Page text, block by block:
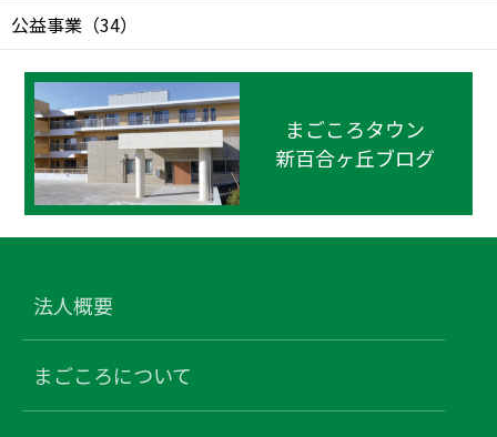
公益事業 （34）
まごころタウン
新百合ヶ丘ブログ
法人概要
まごころについて